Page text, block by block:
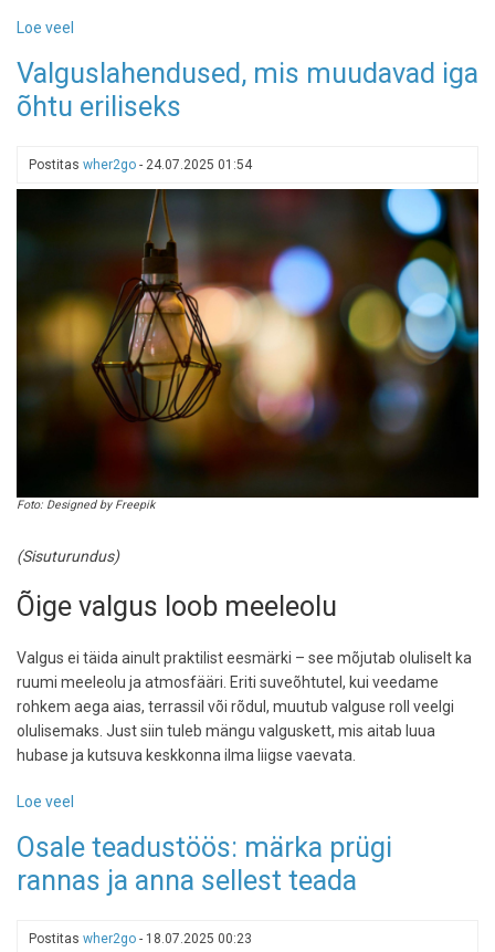
Loe veel
unistuste
nimekiri:
parimate"
Valguslahendused, mis muudavad iga
õhtu eriliseks
Postitas wher2go - 24.07.2025 01:54
Foto: Designed by Freepik
(Sisuturundus)
Õige valgus loob meeleolu
Valgus ei täida ainult praktilist eesmärki – see mõjutab oluliselt ka
ruumi meeleolu ja atmosfääri. Eriti suveõhtutel, kui veedame
rohkem aega aias, terrassil või rõdul, muutub valguse roll veelgi
olulisemaks. Just siin tuleb mängu valguskett, mis aitab luua
hubase ja kutsuva keskkonna ilma liigse vaevata.
Loe veel
mis
muudavad
eriliseks
Osale teadustöös: märka prügi
rannas ja anna sellest teada
Postitas wher2go - 18.07.2025 00:23